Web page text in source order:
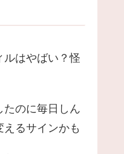
ルはやばい？怪
たのに毎日しん
るサインかも